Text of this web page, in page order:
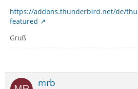
https://addons.thunderbird.net/de/
featured
Gruß
mrb